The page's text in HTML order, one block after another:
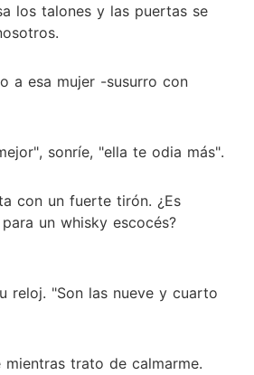
los talones y las puertas se
a esa mujer -susurro con
sonríe, "ella te odia más".
con un fuerte tirón. ¿Es
un whisky escocés?
reloj. "Son las nueve y cuarto
mientras trato de calmarme.